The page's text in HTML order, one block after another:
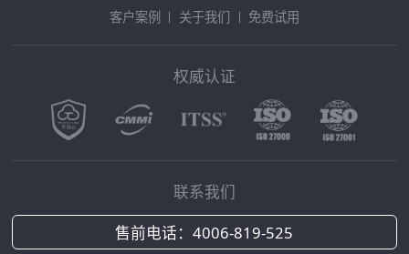
客户案例
关于我们 免费试用
权威认证
联系我们
售前电话：4006-819-525